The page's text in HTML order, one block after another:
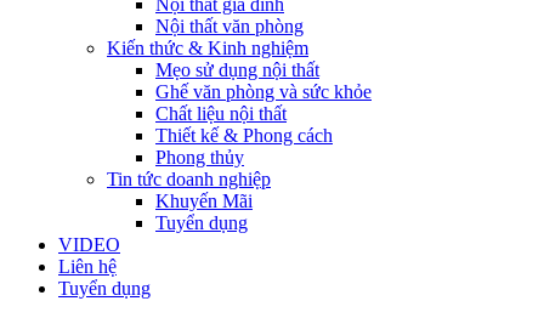
Nội thất gia đình
Nội thất văn phòng
Kiến thức & Kinh nghiệm
Mẹo sử dụng nội thất
Ghế văn phòng và sức khỏe
Chất liệu nội thất
Thiết kế & Phong cách
Phong thủy
Tin tức doanh nghiệp
Khuyến Mãi
Tuyển dụng
VIDEO
Liên hệ
Tuyển dụng